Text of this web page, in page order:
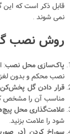
قابل ذکر است که
نمی شوند .
روش نصب گل
پاک‌سازی محل نصب:
نصب محکم و بدون
قرار دادن گل پخش‌کن
مناسب آن را مشخص
علامت‌گذاری محل
شود را علامت بزنید.
سوراخ کردن (در